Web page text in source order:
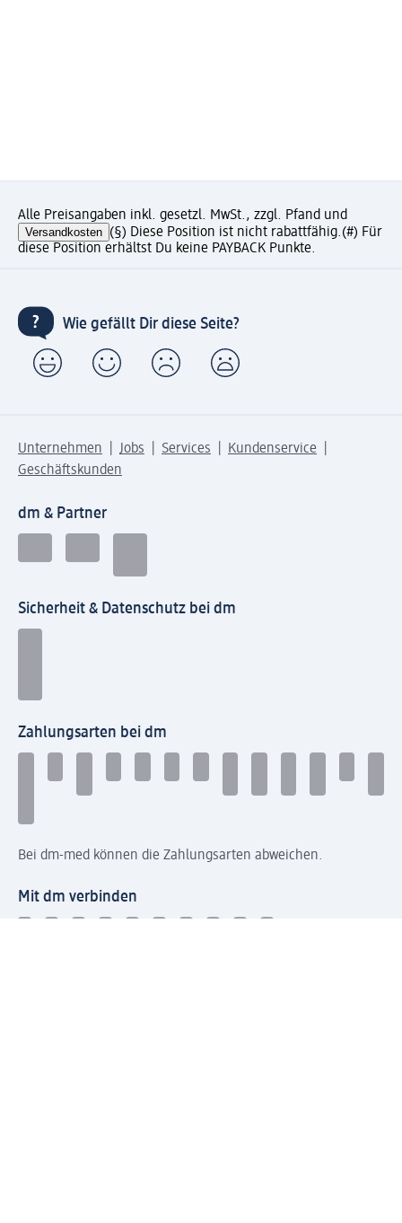
Alle Preisangaben inkl. gesetzl. MwSt., zzgl. Pfand und
Versandkosten (§) Diese Position ist nicht rabattfähig.(#) Für
diese Position erhältst Du keine PAYBACK Punkte.
Wie gefällt Dir diese Seite?
Unternehmen Jobs Services
Kundenservice
Geschäftskunden
dm & Partner
Sicherheit & Datenschutz bei dm
Zahlungsarten bei dm
Bei dm-med können die Zahlungsarten abweichen.
Mit dm verbinden